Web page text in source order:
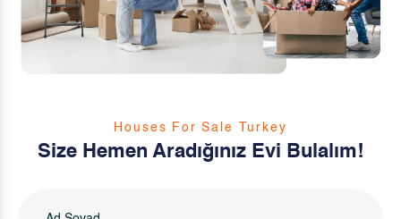
Houses For Sale Turkey
Size Hemen Aradığınız Evi Bulalım!